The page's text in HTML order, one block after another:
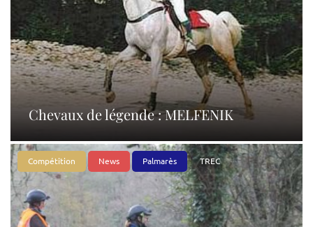
Chevaux de légende : MELFENIK
Compétition News Palmarès TREC